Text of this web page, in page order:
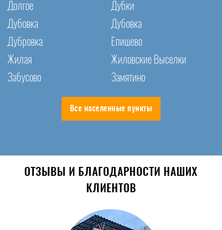
Долгое
Дубки
Дубовка
Дубовка
Дубровка
Епишево
Жилая
Жиловские Выселки
Забусово
Замятино
Все населенные пункты
ОТЗЫВЫ И БЛАГОДАРНОСТИ НАШИХ
КЛИЕНТОВ